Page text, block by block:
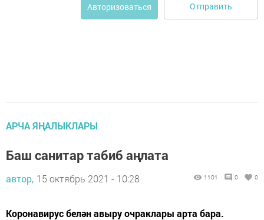
Авторизоваться Отправить
АРЧА ЯҢАЛЫКЛАРЫ
Баш санитар табиб аңлата
автор, 15 октябрь 2021 - 10:28 1101 0 0
Коронавирус белән авыру очраклары арта бара.